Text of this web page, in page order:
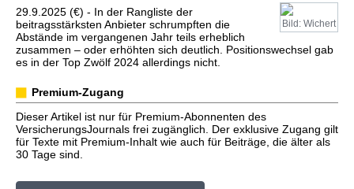
Bild: Wichert
29.9.2025 (€) - In der Rangliste der
beitragsstärksten Anbieter schrumpften die
Abstände im vergangenen Jahr teils erheblich
zusammen – oder erhöhten sich deutlich. Positionswechsel gab
es in der Top Zwölf 2024 allerdings nicht.
Premium-Zugang
Dieser Artikel ist nur für Premium-Abonnenten des
VersicherungsJournals frei zugänglich. Der exklusive Zugang gilt
für Texte mit Premium-Inhalt wie auch für Beiträge, die älter als
30 Tage sind.